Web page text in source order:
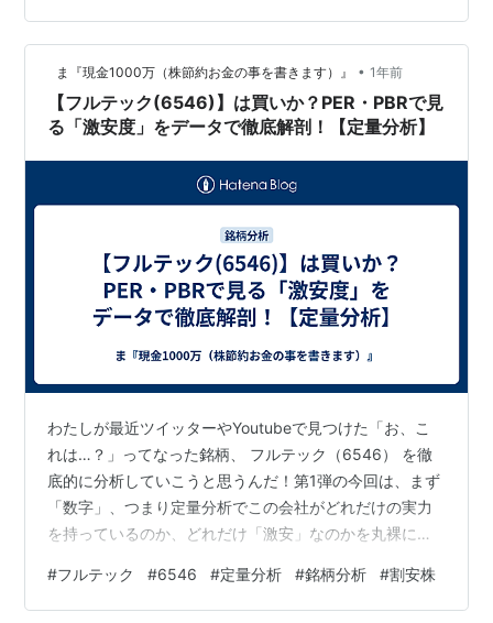
ン・バフェットが言ってる言葉で、要は「他社が簡単に
真似できない、その会社だけの強固な競争優位性」のこ
と。この堀が深ければ深いほど、会社は長く安定して稼
ぎ続けられるわけ。じゃあ、フルテックの堀は…
ま『現金1000万（株節約お金の事を書きます）』 • 1年前
【フルテック(6546)】は買いか？PER・PBRで見
る「激安度」をデータで徹底解剖！【定量分析】
わたしが最近ツイッターやYoutubeで見つけた「お、こ
れは…？」ってなった銘柄、 フルテック（6546） を徹
底的に分析していこうと思うんだ！第1弾の今回は、まず
「数字」、つまり定量分析でこの会社がどれだけの実力
を持っているのか、どれだけ「激安」なのかを丸裸にし
は超ガッチガチの金庫番なのに、株価はなぜか激安セー
ル状態で放置されてる」っていう、小型割安株好きには
#フルテック #6546 #定量分析 #銘柄分析 #割安株